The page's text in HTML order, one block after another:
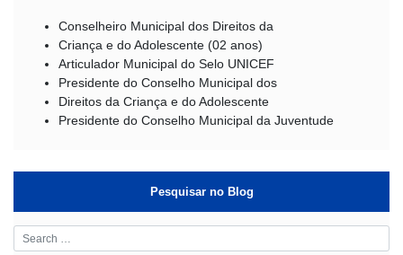
Conselheiro Municipal dos Direitos da
Criança e do Adolescente (02 anos)
Articulador Municipal do Selo UNICEF
Presidente do Conselho Municipal dos
Direitos da Criança e do Adolescente
Presidente do Conselho Municipal da Juventude
Pesquisar no Blog